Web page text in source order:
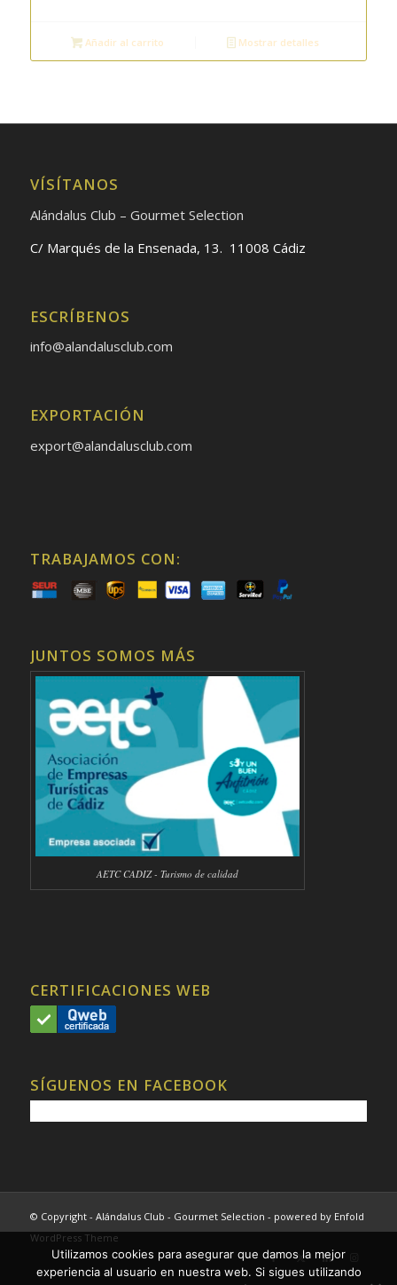
Añadir al carrito Mostrar detalles
VÍSÍTANOS
Alándalus Club – Gourmet Selection
C/ Marqués de la Ensenada, 13. 11008 Cádiz
ESCRÍBENOS
info@alandalusclub.com
EXPORTACIÓN
export@alandalusclub.com
TRABAJAMOS CON:
JUNTOS SOMOS MÁS
AETC CADIZ - Turismo de calidad
CERTIFICACIONES WEB
SÍGUENOS EN FACEBOOK
© Copyright - Alándalus Club - Gourmet Selection - powered by Enfold
WordPress Theme
Utilizamos cookies para asegurar que damos la mejor
experiencia al usuario en nuestra web. Si sigues utilizando